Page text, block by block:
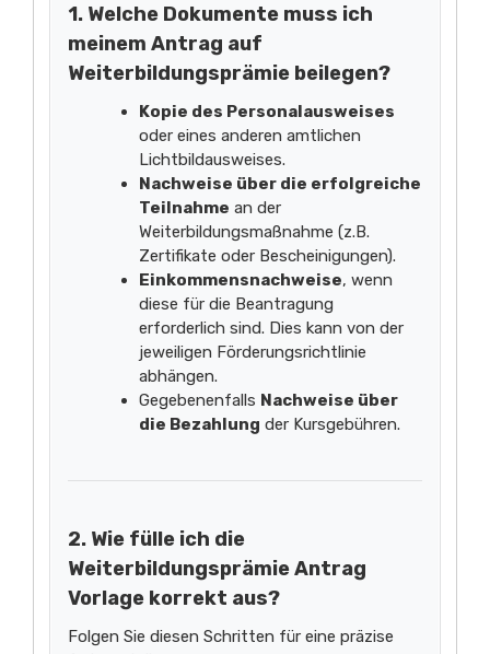
1. Welche Dokumente muss ich
meinem Antrag auf
Weiterbildungsprämie beilegen?
Kopie des Personalausweises
oder eines anderen amtlichen
Lichtbildausweises.
Nachweise über die erfolgreiche
Teilnahme an der
Weiterbildungsmaßnahme (z.B.
Zertifikate oder Bescheinigungen).
Einkommensnachweise, wenn
diese für die Beantragung
erforderlich sind. Dies kann von der
jeweiligen Förderungsrichtlinie
abhängen.
Gegebenenfalls Nachweise über
die Bezahlung der Kursgebühren.
2. Wie fülle ich die
Weiterbildungsprämie Antrag
Vorlage korrekt aus?
Folgen Sie diesen Schritten für eine präzise